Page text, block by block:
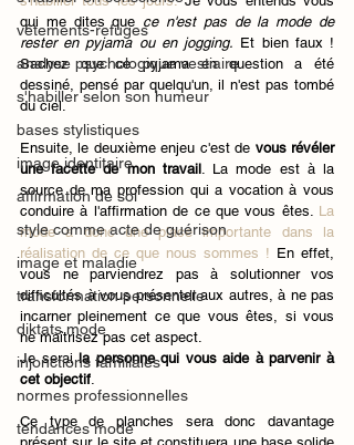
vêtements-refuges
analyse psychologique vestiaire
s'habiller selon son humeur
bases stylistiques
image identitaire
affirmation de soi
style comme acte de guérison
image et maladie
transformation personnelle
diktats mode
injonctions familiales
normes professionnelles
tendances mode
qui me dites que ce n'est pas de la mode de
rester en pyjama ou en jogging. Et bien faux !
Sachez que ce pyjama en question a été
dessiné, pensé par quelqu'un, il n'est pas tombé
du ciel.
Ensuite, le deuxième enjeu c'est de vous révéler
une facette de mon travail. La mode est à la
source de ma profession qui a vocation à vous
conduire à l'affirmation de ce que vous êtes. La
mode a donc une place importante dans la
réalisation de ce que nous sommes ! En effet,
vous ne parviendrez pas à solutionner vos
difficultés à vous présenter aux autres, à ne pas
incarner pleinement ce que vous êtes, si vous
ne maîtrisez pas cet aspect.
Je serai la personne qui vous aide à parvenir à
cet objectif.
Ce type de planches sera donc davantage